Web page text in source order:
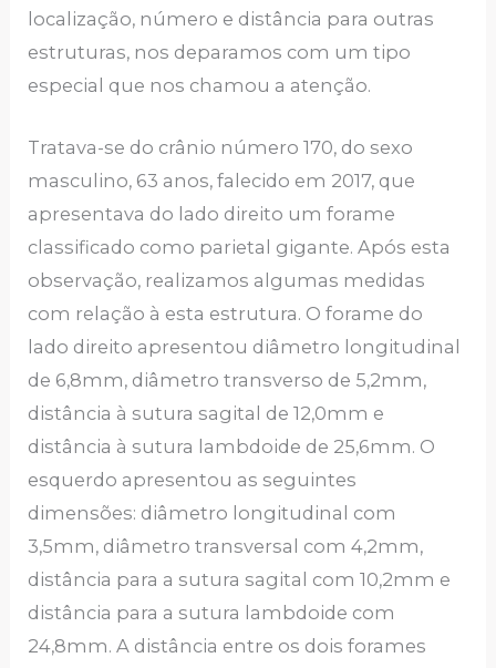
localização, número e distância para outras
estruturas, nos deparamos com um tipo
especial que nos chamou a atenção.
Tratava-se do crânio número 170, do sexo
masculino, 63 anos, falecido em 2017, que
apresentava do lado direito um forame
classificado como parietal gigante. Após esta
observação, realizamos algumas medidas
com relação à esta estrutura. O forame do
lado direito apresentou diâmetro longitudinal
de 6,8mm, diâmetro transverso de 5,2mm,
distância à sutura sagital de 12,0mm e
distância à sutura lambdoide de 25,6mm. O
esquerdo apresentou as seguintes
dimensões: diâmetro longitudinal com
3,5mm, diâmetro transversal com 4,2mm,
distância para a sutura sagital com 10,2mm e
distância para a sutura lambdoide com
24,8mm. A distância entre os dois forames